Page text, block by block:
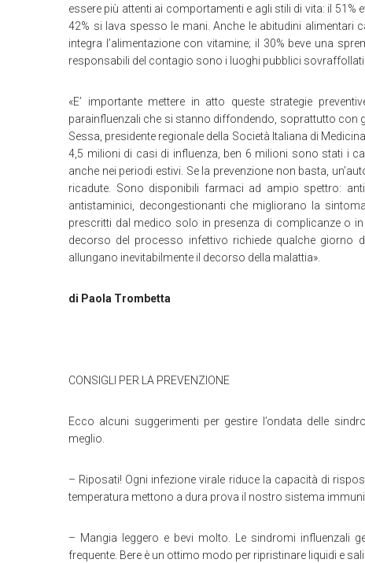
essere più attenti ai comportamenti e agli stili di vita: il 51%
42% si lava spesso le mani. Anche le abitudini alimentari
integra l’alimentazione con vitamine; il 30% beve una
responsabili del contagio sono i luoghi pubblici sovraffollati
«E’ importante mettere in atto queste strategie
parainfluenzali che si stanno diffondendo, soprattutto con
Sessa, presidente regionale della Società Italiana di
4,5 milioni di casi di influenza, ben 6 milioni sono stati i
anche nei periodi estivi. Se la prevenzione non basta,
ricadute. Sono disponibili farmaci ad ampio spettro:
antistaminici, decongestionanti che migliorano la
prescritti dal medico solo in presenza di complicanze o
decorso del processo infettivo richiede qualche giorno
allungano inevitabilmente il decorso della malattia».
di Paola Trombetta
CONSIGLI PER LA PREVENZIONE
Ecco alcuni suggerimenti per gestire l’ondata delle
meglio.
– Riposati! Ogni infezione virale riduce la capacità di
temperatura mettono a dura prova il nostro sistema
– Mangia leggero e bevi molto. Le sindromi influenzali
frequente. Bere è un ottimo modo per ripristinare liquidi e